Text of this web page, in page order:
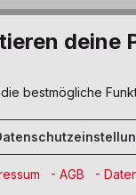
deine
bestmögliche
- AGB -